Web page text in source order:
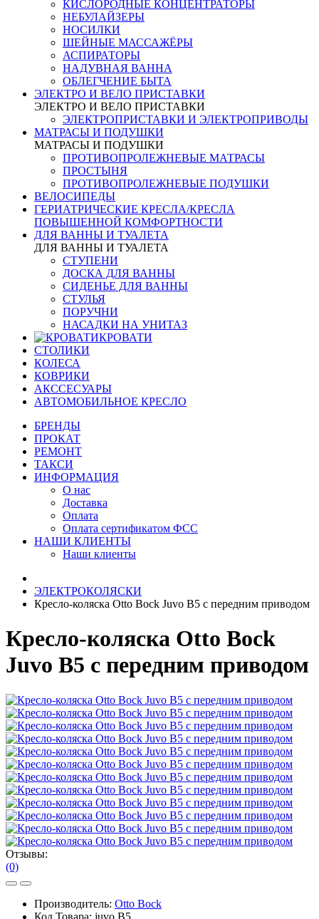
КИСЛОРОДНЫЕ КОНЦЕНТРАТОРЫ
НЕБУЛАЙЗЕРЫ
НОСИЛКИ
ШЕЙНЫЕ МАССАЖЁРЫ
АСПИРАТОРЫ
НАДУВНАЯ ВАННА
ОБЛЕГЧЕНИЕ БЫТА
ЭЛЕКТРО И ВЕЛО ПРИСТАВКИ
ЭЛЕКТРО И ВЕЛО ПРИСТАВКИ
ЭЛЕКТРОПРИСТАВКИ И ЭЛЕКТРОПРИВОДЫ
МАТРАСЫ И ПОДУШКИ
МАТРАСЫ И ПОДУШКИ
ПРОТИВОПРОЛЕЖНЕВЫЕ МАТРАСЫ
ПРОСТЫНЯ
ПРОТИВОПРОЛЕЖНЕВЫЕ ПОДУШКИ
ВЕЛОСИПЕДЫ
ГЕРИАТРИЧЕСКИЕ КРЕСЛА/КРЕСЛА
ПОВЫШЕННОЙ КОМФОРТНОСТИ
ДЛЯ ВАННЫ И ТУАЛЕТА
ДЛЯ ВАННЫ И ТУАЛЕТА
СТУПЕНИ
ДОСКА ДЛЯ ВАННЫ
СИДЕНЬЕ ДЛЯ ВАННЫ
СТУЛЬЯ
ПОРУЧНИ
НАСАДКИ НА УНИТАЗ
КРОВАТИ
СТОЛИКИ
КОЛЕСА
КОВРИКИ
АКССЕСУАРЫ
АВТОМОБИЛЬНОЕ КРЕСЛО
БРЕНДЫ
ПРОКАТ
РЕМОНТ
ТАКСИ
ИНФОРМАЦИЯ
О нас
Доставка
Оплата
Оплата сертификатом ФСС
НАШИ КЛИЕНТЫ
Наши клиенты
ЭЛЕКТРОКОЛЯСКИ
Кресло-коляска Otto Bock Juvo B5 с передним приводом
Кресло-коляска Otto Bock
Juvo B5 с передним приводом
Отзывы:
(0)
Производитель: Otto Bock
Код Товара: juvo B5